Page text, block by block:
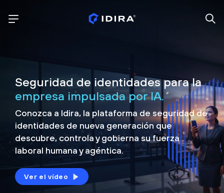
Seguridad de identidades para la
empresa impulsada por IA.
Conozca a Idira, la plataforma de seguridad de
identidades de nueva generación que
descubre, controla ygobierna su fuerza
laboral humana y agéntica.
Ver el vídeo